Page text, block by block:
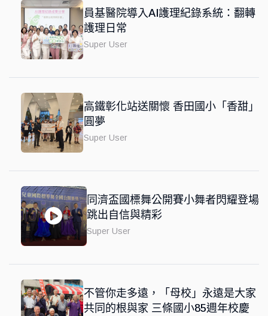
員基醫院導入AI護理紀錄系統：翻轉
護理日常
Super User
高鐵彰化站送關懷 香田國小「香甜」
圓夢
Super User
同濟盃國標舞公開賽小舞者閃耀登場
跳出自信與精彩
Super User
不管你走多遠，「母校」永遠是大家
共同的根與家 三條國小85週年校慶